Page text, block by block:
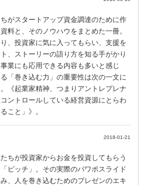
がスタートアップ資金調達のために作
料と、そのノウハウをまとめた一冊。
、投資家に気に入ってもらい、支援を
、ストーリーの語り方を知る手がかり
業にも応用できる内容も多いと感じ
「巻き込む力」の重要性は次の一文に
《起業家精神、つまりアントレプレナ
ントロールしている経営資源にとらわ
こと」》。
2018-01-21
ちが投資家からお金を投資してもらう
ピッチ」。その実際のパワポスライド
、人を巻き込むためのプレゼンのエキ